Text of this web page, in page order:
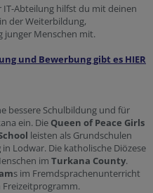
IT-Abteilung hilfst du mit deinen
in der Weiterbildung,
Menschen mit.
und Bewerbung gibt es HIER
bessere Schulbildung und für
ein. Die Queen of Peace Girls
leisten als Grundschulen
in Lodwar. Die katholische Diözese
im Turkana County.
s im Fremdsprachenunterricht
Freizeitprogramm.